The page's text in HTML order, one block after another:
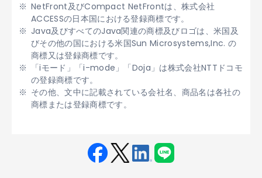
NetFront及びCompact NetFrontは、株式会社
ACCESSの日本国における登録商標です。
Java及びすべてのJava関連の商標及びロゴは、米国及
びその他の国における米国Sun Microsystems,Inc. の
商標又は登録商標です。
「iモード」「i-mode」「Doja」は株式会社NTTドコモ
の登録商標です。
その他、文中に記載されている会社名、商品名は各社の
商標または登録商標です。